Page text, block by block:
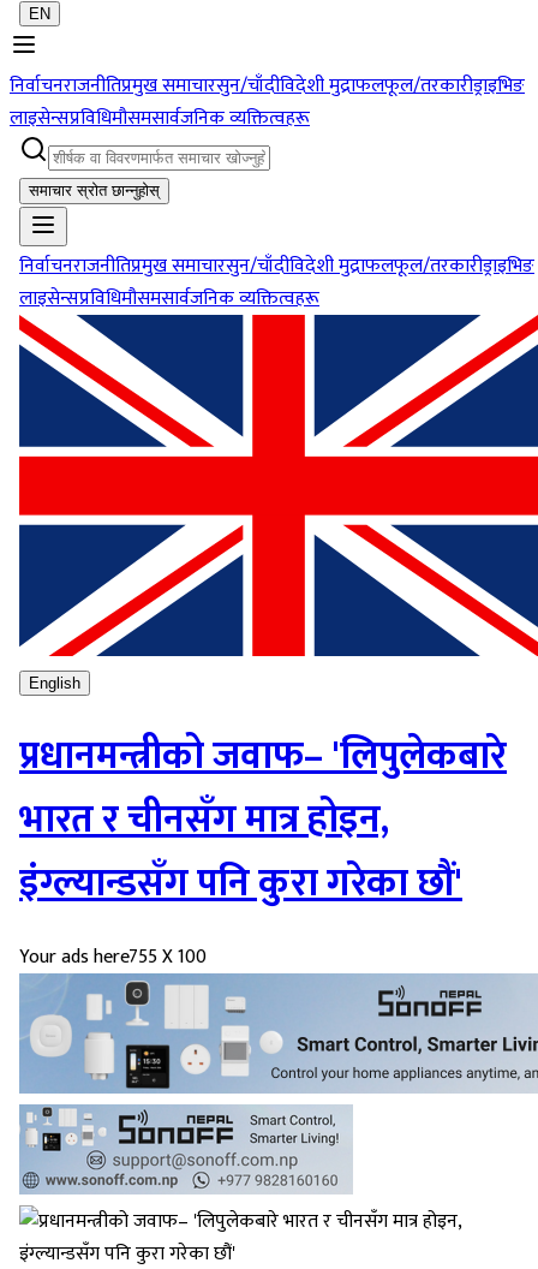
EN
निर्वाचनराजनीतिप्रमुख समाचारसुन/चाँदीविदेशी मुद्राफलफूल/तरकारीड्राइभिङ
लाइसेन्सप्रविधिमौसमसार्वजनिक व्यक्तित्वहरू
समाचार स्रोत छान्नुहोस्
निर्वाचनराजनीतिप्रमुख समाचारसुन/चाँदीविदेशी मुद्राफलफूल/तरकारीड्राइभिङ
लाइसेन्सप्रविधिमौसमसार्वजनिक व्यक्तित्वहरू
English
प्रधानमन्त्रीको जवाफ– 'लिपुलेकबारे
भारत र चीनसँग मात्र होइन,
इंग्ल्यान्डसँग पनि कुरा गरेका छौं'​
Your ads here755 X 100